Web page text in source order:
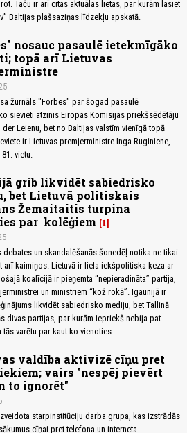
Taču ir arī citas aktuālas lietas, par kurām lasiet
Baltijas plašsaziņas līdzekļu apskatā.
nosauc pasaulē ietekmīgāko
topā arī Lietuvas
žurnāls "Forbes" par šogad pasaulē
sievieti atzinis Eiropas Komisijas priekšsēdētāju
der Leienu, bet no Baltijas valstīm vienīgā topā
ir Lietuvas premjerministre Inga Ruginiene,
81. vietu.
grib likvidēt sabiedrisko
bet Lietuvā politiskais
Žemaitaitis turpina
par kolēģiem
1
debates un skandalēšanās šonedēļ notika ne tikai
arī kaimiņos. Lietuvā ir liela iekšpolitiska ķeza ar
koalīcijā ir pieņemta “nepieradināta” partija,
un ministriem “kož rokā”. Igaunijā ir
likvidēt sabiedrisko mediju, bet Tallinā
divas partijas, par kurām iepriekš nebija pat
tās varētu par kaut ko vienoties.
valdība aktivizē cīņu pret
vairs "nespēj pievērt
to ignorēt"
starpinstitūciju darba grupa, kas izstrādās
cīņai pret telefona un interneta